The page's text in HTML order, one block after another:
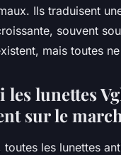
Ils traduisent
souvent
mais toutes
lunettes
sur le
toutes les lunettes